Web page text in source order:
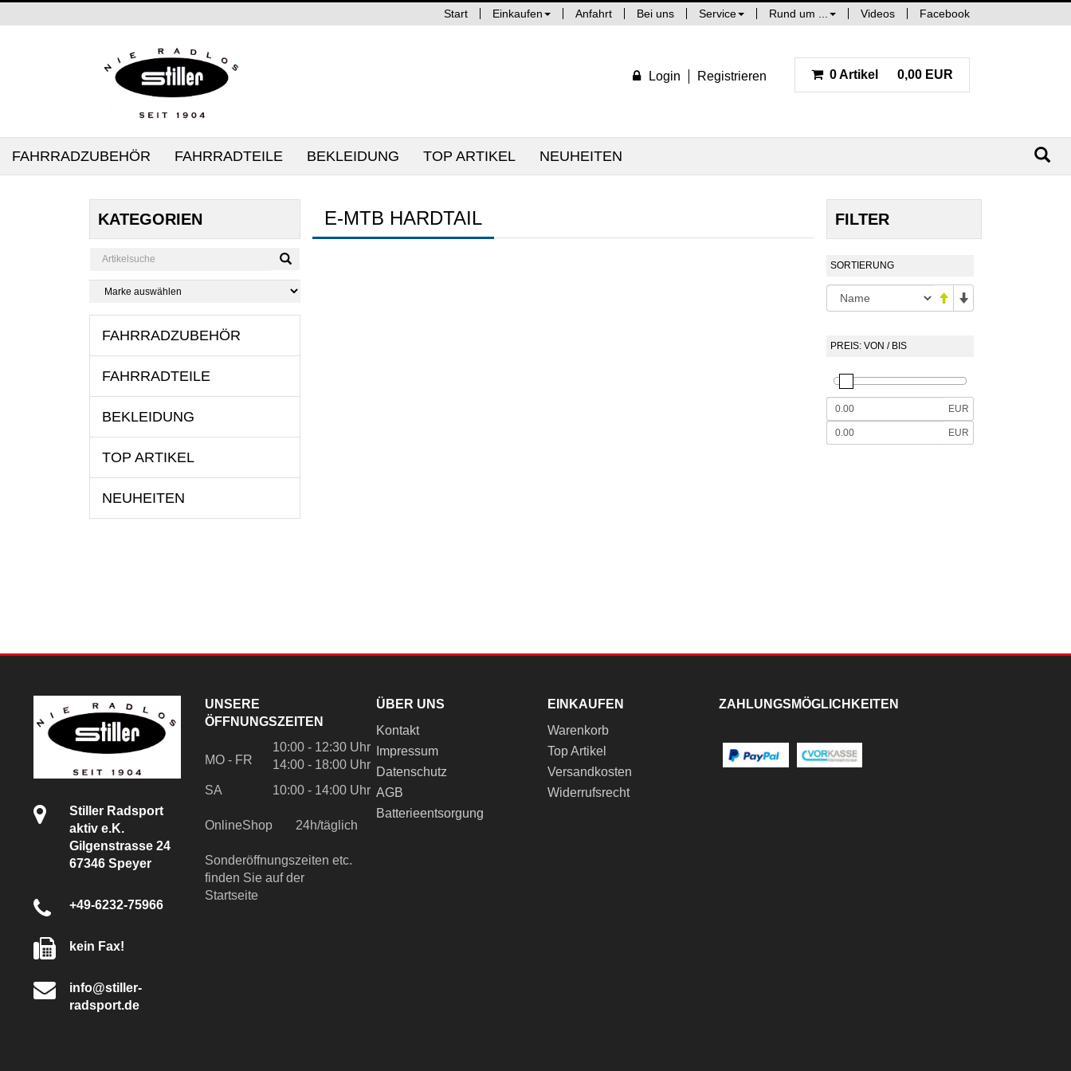
Start Einkaufen Anfahrt Bei uns Service Rund um ... Videos Facebook
Login Registrieren 0 Artikel 0,00 EUR
FAHRRADZUBEHÖR FAHRRADTEILE BEKLEIDUNG TOP ARTIKEL NEUHEITEN
KATEGORIEN
FAHRRADZUBEHÖR
FAHRRADTEILE
BEKLEIDUNG
TOP ARTIKEL
NEUHEITEN
FILTER
SORTIERUNG
PREIS: VON / BIS
EUR
EUR
E-MTB HARDTAIL
Stiller Radsport
aktiv e.K.
Gilgenstrasse 24
67346 Speyer
+49-6232-75966
kein Fax!
info@stiller-
radsport.de
UNSERE
ÖFFNUNGSZEITEN
MO - FR
10:00 - 12:30 Uhr
14:00 - 18:00 Uhr
SA
10:00 - 14:00 Uhr
OnlineShop 24h/täglich
Sonderöffnungszeiten etc.
finden Sie auf der
Startseite
ÜBER UNS
Kontakt
Impressum
Datenschutz
AGB
Batterieentsorgung
EINKAUFEN
Warenkorb
Top Artikel
Versandkosten
Widerrufsrecht
ZAHLUNGSMÖGLICHKEITEN